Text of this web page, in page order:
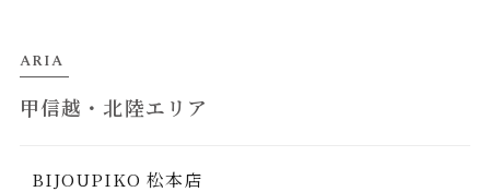
ARIA
甲信越・北陸エリア
BIJOUPIKO 松本店